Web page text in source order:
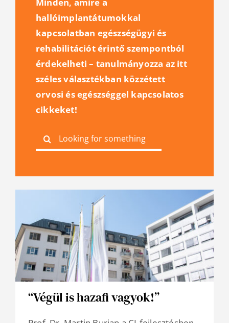
Minden, amire a
hallóimplantátumokkal
kapcsolatban egészségügyi és
rehabilitációt érintő szempontból
érdekelheti – tanulmányozza az itt
széles választékban közzétett
orvosi és egészséggel kapcsolatos
cikkeket!
Search
for:
“Végül is hazafi vagyok!”